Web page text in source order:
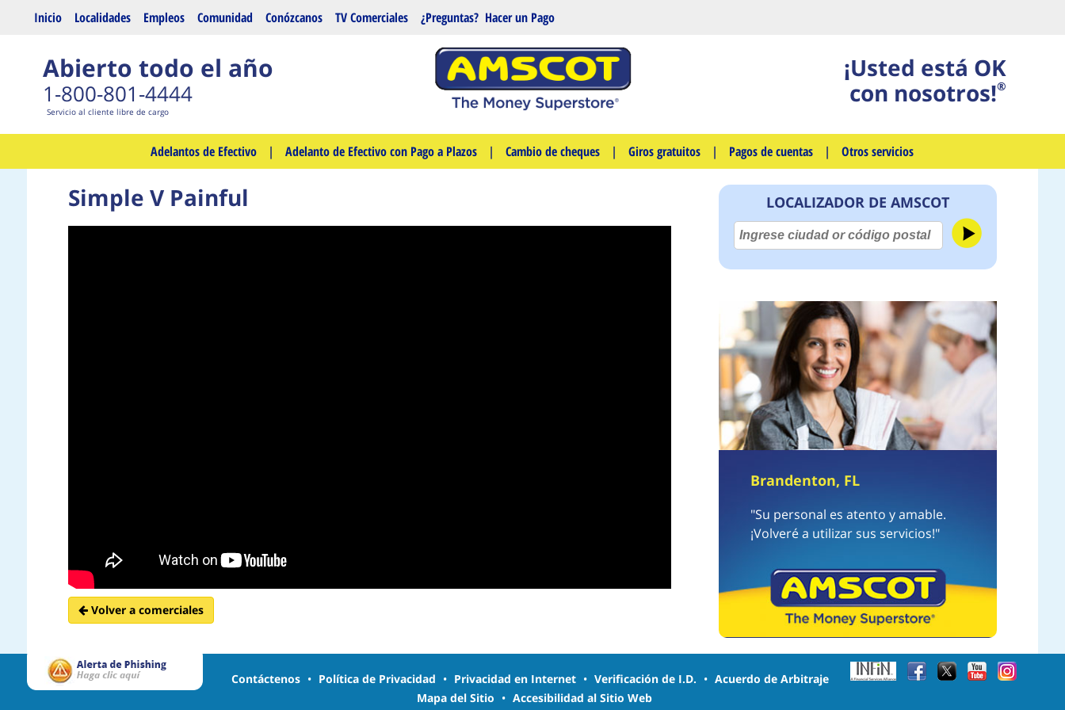
Saltar al contenido principal
Inicio Localidades Empleos Comunidad Conózcanos TV Comerciales ¿Preguntas? Hacer un Pago
Abierto todo el año
1-800-801-4444
Servicio al cliente libre de cargo
¡Usted está OK
con nosotros!®
Adelantos de Efectivo | Adelanto de Efectivo con Pago a Plazos | Cambio de cheques | Giros gratuitos | Pagos de cuentas | Otros servicios
Simple V Painful
Volver a comerciales
LOCALIZADOR DE AMSCOT
Brandenton, FL
"Su personal es atento y amable.
¡Volveré a utilizar sus servicios!"
Contáctenos • Política de Privacidad • Privacidad en Internet • Verificación de I.D. • Acuerdo de Arbitraje
Mapa del Sitio • Accesibilidad al Sitio Web